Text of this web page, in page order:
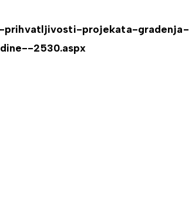
prihvatljivosti-projekata-gradenja-
2530.aspx